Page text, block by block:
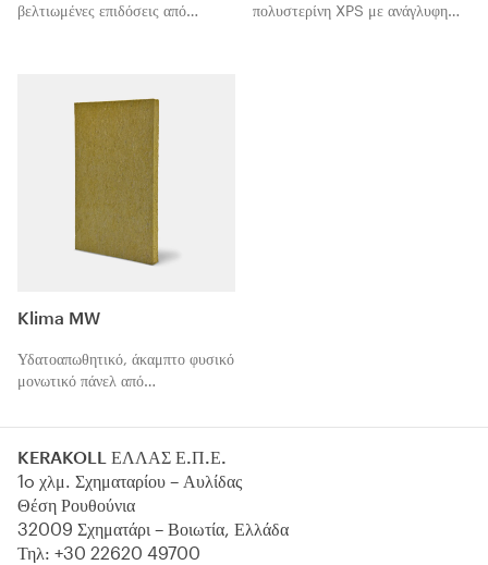
βελτιωμένες επιδόσεις από
εξωτερικής θερμομόνωσης ETICS
με υψηλή ενεργειακή απόδοση,
σύμφωνα με το πρότυπο EN
13163 και τις προδιαγραφές κατά
ETAG 004, που χρησιμοποιείται
ως EAD. Χωρίς CFC και HCFC,
επιτρέπει τη μείωση των
εκπομπών CO 2
, ανακυκλώσιμο ως
αδρανές υλικό στο τέλος του
πολυστερίνη XPS με ανάγλυφη
Klima MW
Υδατοαπωθητικό, άκαμπτο φυσικό
μονωτικό πάνελ από
ημι-προσανατολισμένες ίνες και
επιδόσεις, τόσο κατά τη χειμερινή
όσο και κατά τη θερινή περίοδο.
Κατάλληλο για εφαρμογές
εξωτερικής θερμομόνωσης ETICS
με υψηλή ενεργειακή απόδοση και
KERAKOLL ΕΛΛΑΣ Ε.Π.Ε.
1o χλμ. Σχηματαρίου – Αυλίδας
Θέση Ρουθούνια
32009 Σχηματάρι – Βοιωτία, Ελλάδα
Τηλ: +30 22620 49700